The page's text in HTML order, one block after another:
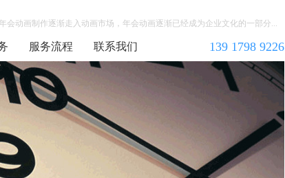
年会动画制作逐渐走入动画市场，年会动画逐渐已经成为企业文化的一部分...
服务流程 联系我们 139 1798 9226